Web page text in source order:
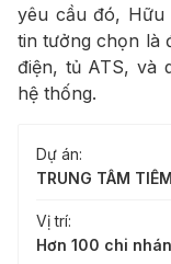
yêu cầu đó, Hữu
tin tưởng chọn là
điện, tủ ATS, và
hệ thống.
Dự án:
TRUNG TÂM
Vị trí:
Hơn 100 chi